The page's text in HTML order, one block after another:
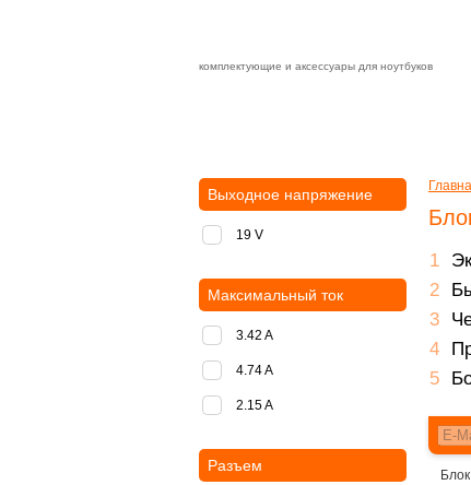
комплектующие и аксессуары для ноутбуков
Выходное напряжение
19 V
Максимальный ток
3.42 A
4.74 A
2.15 A
Разъем